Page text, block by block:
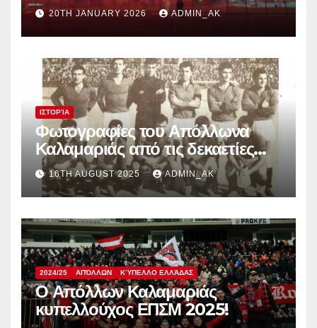
20TH JANUARY 2026 ADMIN_AK
ΙΣΤΟΡΊΑ
Φωτογραφίες του Απόλλωνα
Καλαμαριάς από τις δεκαετίες
1950, 60 και 70
16TH AUGUST 2025 ADMIN_AK
2024/25 ΑΠΌΛΛΩΝ ΚΎΠΕΛΛΟ ΕΛΛΆΔΑΣ
Ο Απόλλων Καλαμαριάς
κυπελλούχος ΕΠΣΜ 2025!